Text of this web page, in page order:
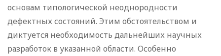
основам типологической неоднородности
дефектных состояний. Этим обстоятельством и
диктуется необходимость дальнейших научных
разработок в указанной области. Особенно